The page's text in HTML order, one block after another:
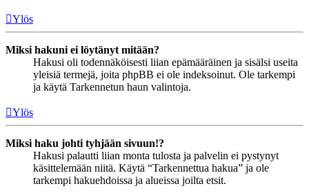
Ylös
Miksi hakuni ei löytänyt mitään?
Hakusi oli todennäköisesti liian epämääräinen ja sisälsi useita
yleisiä termejä, joita phpBB ei ole indeksoinut. Ole tarkempi
ja käytä Tarkennetun haun valintoja.
Ylös
Miksi haku johti tyhjään sivuun!?
Hakusi palautti liian monta tulosta ja palvelin ei pystynyt
käsittelemään niitä. Käytä “Tarkennettua hakua” ja ole
tarkempi hakuehdoissa ja alueissa joilta etsit.